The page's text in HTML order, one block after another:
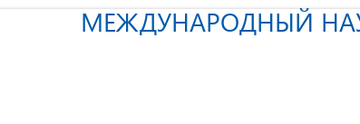
МЕЖДУНАРОДНЫЙ